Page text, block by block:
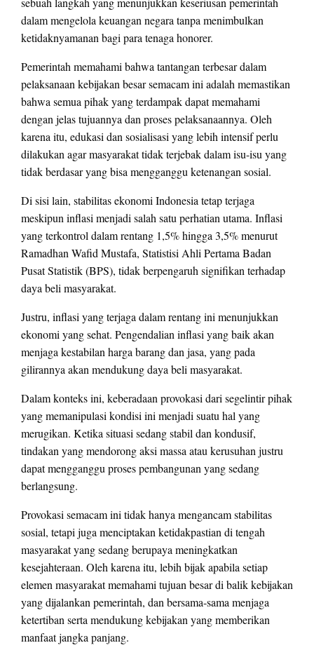
dalam mengelola keuangan negara tanpa menimbulkan
ketidaknyamanan bagi para tenaga honorer.
Pemerintah memahami bahwa tantangan terbesar dalam
pelaksanaan kebijakan besar semacam ini adalah memastikan
bahwa semua pihak yang terdampak dapat memahami
dengan jelas tujuannya dan proses pelaksanaannya. Oleh
karena itu, edukasi dan sosialisasi yang lebih intensif perlu
dilakukan agar masyarakat tidak terjebak dalam isu-isu yang
tidak berdasar yang bisa mengganggu ketenangan sosial.
Di sisi lain, stabilitas ekonomi Indonesia tetap terjaga
meskipun inflasi menjadi salah satu perhatian utama. Inflasi
yang terkontrol dalam rentang 1,5% hingga 3,5% menurut
Ramadhan Wafid Mustafa, Statistisi Ahli Pertama Badan
Pusat Statistik (BPS), tidak berpengaruh signifikan terhadap
daya beli masyarakat.
Justru, inflasi yang terjaga dalam rentang ini menunjukkan
ekonomi yang sehat. Pengendalian inflasi yang baik akan
menjaga kestabilan harga barang dan jasa, yang pada
gilirannya akan mendukung daya beli masyarakat.
Dalam konteks ini, keberadaan provokasi dari segelintir pihak
yang memanipulasi kondisi ini menjadi suatu hal yang
merugikan. Ketika situasi sedang stabil dan kondusif,
tindakan yang mendorong aksi massa atau kerusuhan justru
dapat mengganggu proses pembangunan yang sedang
berlangsung.
Provokasi semacam ini tidak hanya mengancam stabilitas
sosial, tetapi juga menciptakan ketidakpastian di tengah
masyarakat yang sedang berupaya meningkatkan
kesejahteraan. Oleh karena itu, lebih bijak apabila setiap
elemen masyarakat memahami tujuan besar di balik kebijakan
yang dijalankan pemerintah, dan bersama-sama menjaga
ketertiban serta mendukung kebijakan yang memberikan
manfaat jangka panjang.